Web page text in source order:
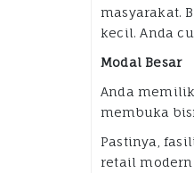
masyarakat.
kecil. Anda
Modal Besar
Anda
membuka
Pastinya,
retail